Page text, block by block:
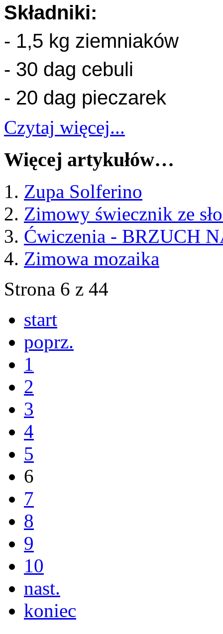
Składniki:
- 1,5 kg ziemniaków
- 30 dag cebuli
- 20 dag pieczarek
Czytaj więcej...
Więcej artykułów…
Zupa Solferino
Zimowy świecznik ze
Ćwiczenia - BRZUCH
Zimowa mozaika
Strona 6 z 44
start
poprz.
1
2
3
4
5
6
7
8
9
10
nast.
koniec